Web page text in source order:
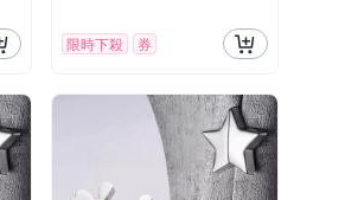
限時下殺 券